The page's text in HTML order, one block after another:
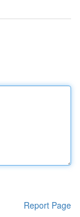
Report Page